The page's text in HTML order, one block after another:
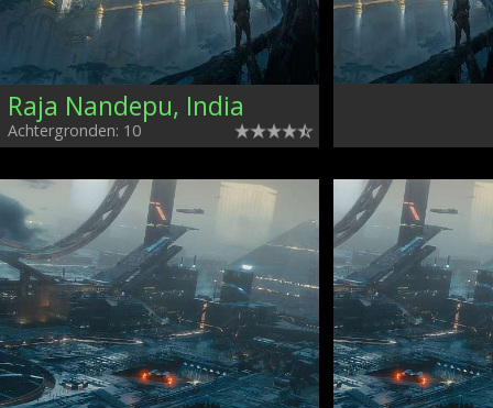
Raja Nandepu, India
Achtergronden: 10